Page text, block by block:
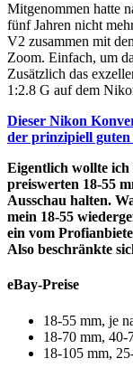
Mitgenommen hatte
fünf Jahren nicht
V2 zusammen mit
Zoom. Einfach, um
Zusätzlich das
1:2.8 G auf dem
Dieser Nikon
der prinzipiell
Eigentlich wollte ich
preiswerten 18-55
Ausschau halten.
mein 18-55
ein vom
Also beschränkte
eBay-Preise
18-55 mm, je
18-70 mm, 40-
18-105 mm,